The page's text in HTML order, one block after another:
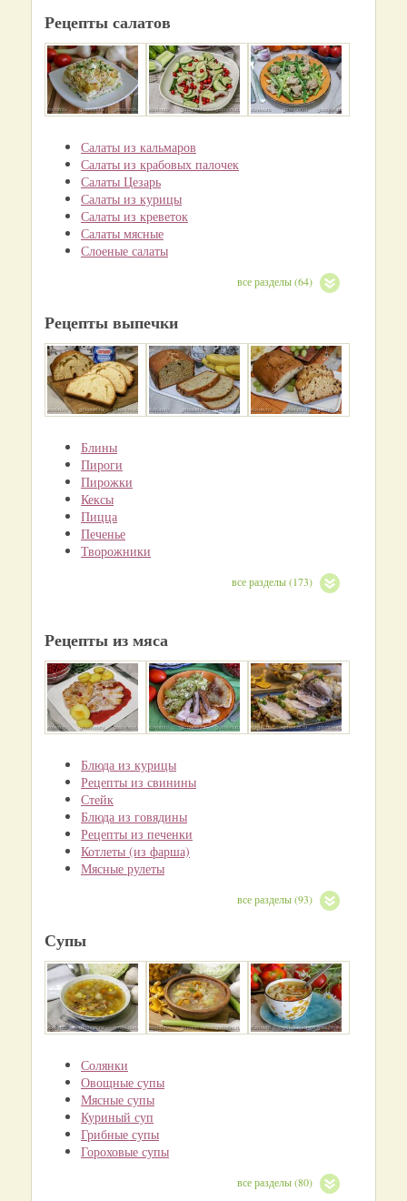
Рецепты салатов
Салаты из кальмаров
Салаты из крабовых палочек
Салаты Цезарь
Салаты из курицы
Салаты из креветок
Салаты мясные
Слоеные салаты
все разделы (64)
Рецепты выпечки
Блины
Пироги
Пирожки
Кексы
Пицца
Печенье
Творожники
все разделы (173)
Рецепты из мяса
Блюда из курицы
Рецепты из свинины
Стейк
Блюда из говядины
Рецепты из печенки
Котлеты (из фарша)
Мясные рулеты
все разделы (93)
Супы
Солянки
Овощные супы
Мясные супы
Куриный суп
Грибные супы
Гороховые супы
все разделы (80)